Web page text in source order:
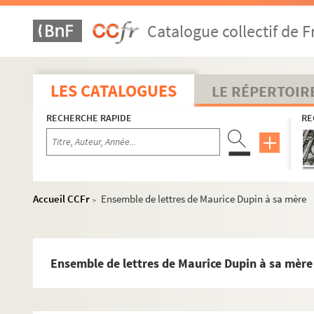
Catalogue collectif de
LES CATALOGUES LE
RECHERCHE RAPIDE
Accueil CCFr >
Ensemble de lettres de Maurice Dupin à sa mère
Ensemble de lettres de Maurice Dupin à sa mère
Maurice de Saxe (1696-1750)
Claude Dupin (1686-1769)
Louise de Fontaine (1706-1799)